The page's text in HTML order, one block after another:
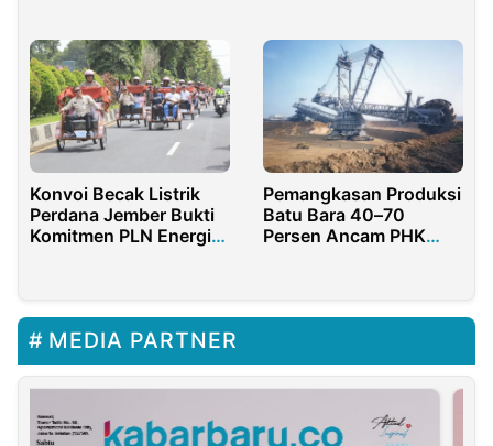
Konvoi Becak Listrik
Perdana Jember Bukti
Komitmen PLN Energi
Pemangkasan Produksi
Batu Bara 40–70
Persen Ancam PHK
MEDIA PARTNER